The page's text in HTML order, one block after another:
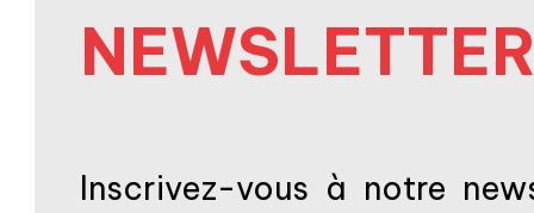
Inscrivez-vous à notre